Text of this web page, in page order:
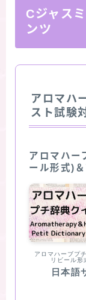
Cジャス
ンツ
アロマハ
スト試験
アロマハー
ール形式)
アロマハーブプ
リビール形
日本語